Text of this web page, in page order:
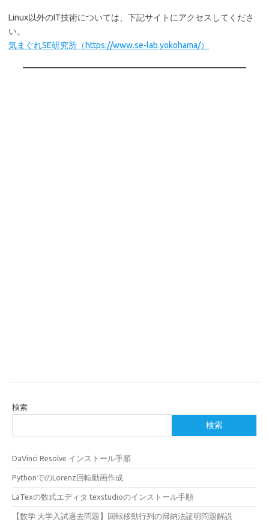
Linux以外のIT技術については、下記サイトにアクセスしてくださ
い。
気まぐれSE研究所（https://www.se-lab.yokohama/）
検索
検索
DaVinci Resolve インストール手順
PythonでのLorenz回転動画作成
LaTexの数式エディタ texstudioのインストール手順
【数学 大学入試過去問題】回転移動行列の帰納法証明問題解説